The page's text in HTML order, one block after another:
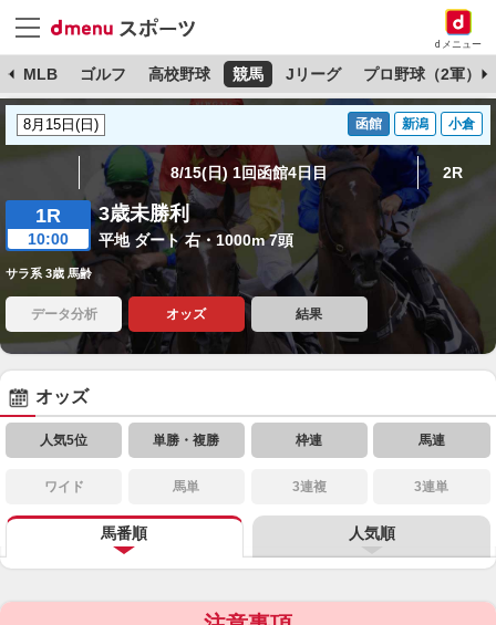
dメニュー
MLB ゴルフ 高校野球 競馬 Jリーグ プロ野球（2軍）
函館 新潟 小倉
8/15(日) 1回函館4日目 2R
1R
10:00
3歳未勝利
平地 ダート 右・1000m 7頭
サラ系 3歳 馬齢
データ分析 オッズ 結果
オッズ
人気5位 単勝・複勝 枠連 馬連
ワイド 馬単 3連複 3連単
馬番順 人気順